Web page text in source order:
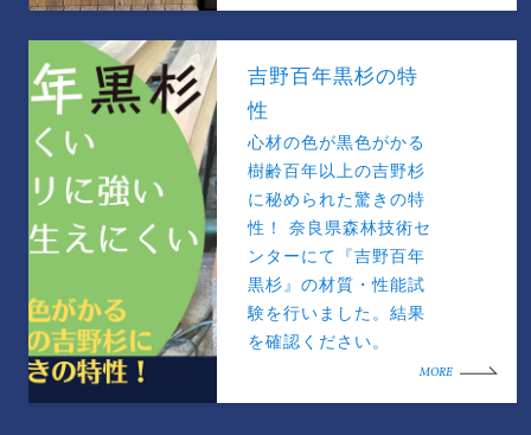
吉野百年黒杉の特
性
心材の色が黒色がかる
樹齢百年以上の吉野杉
に秘められた驚きの特
性！ 奈良県森林技術セ
ンターにて『吉野百年
黒杉』の材質・性能試
験を行いました。結果
を確認ください。
MORE